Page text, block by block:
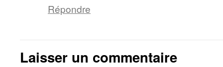
Répondre
Laisser un commentaire